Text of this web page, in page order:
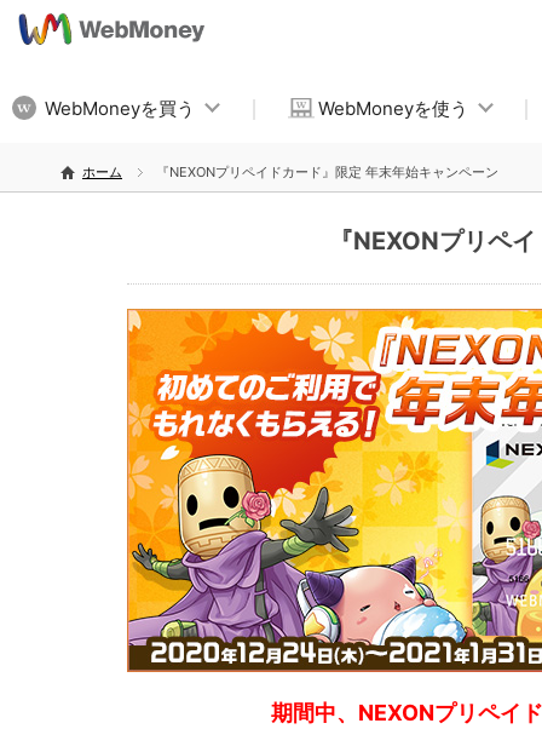
WebMoneyを買う WebMoneyを使う
ホーム 『NEXONプリペイドカード』限定 年末年始キャンペーン
『NEXONプリペ
期間中、NEXONプリペイ